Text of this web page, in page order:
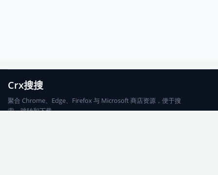
Crx搜搜
聚合 Chrome、Edge、Firefox 与 Microsoft 商店资源，便于搜
索、跳转和下载。